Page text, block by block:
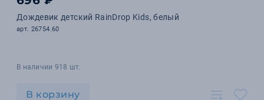
Дождевик детский RainDrop Kids, белый
арт. 26754.60
В наличии 918 шт.
В корзину